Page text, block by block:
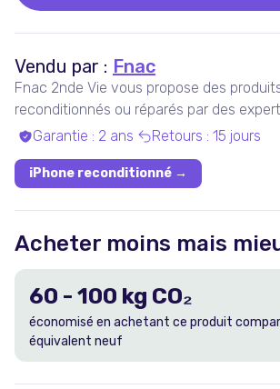
Vendu par : Fnac
Fnac 2nde Vie vous propose des
reconditionnés ou réparés par des
prix.Garantie : 2 ans Retours : 15 jours
iPhone reconditionné →
Acheter moins mais
60 - 100 kg CO₂
économisé en achetant ce produit
équivalent neuf